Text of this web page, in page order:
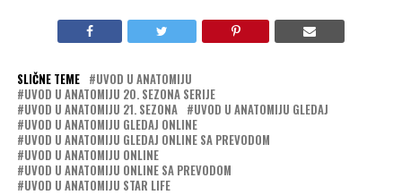
SLIČNE TEME
UVOD U ANATOMIJU
UVOD U ANATOMIJU 20. SEZONA SERIJE
UVOD U ANATOMIJU 21. SEZONA
UVOD U ANATOMIJU GLEDAJ
UVOD U ANATOMIJU GLEDAJ ONLINE
UVOD U ANATOMIJU GLEDAJ ONLINE SA PREVODOM
UVOD U ANATOMIJU ONLINE
UVOD U ANATOMIJU ONLINE SA PREVODOM
UVOD U ANATOMIJU STAR LIFE